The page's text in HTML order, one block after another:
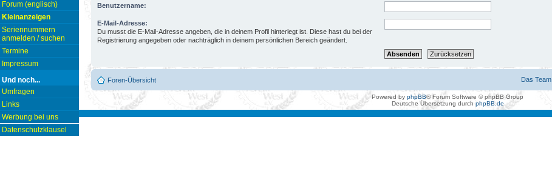
Forum (englisch)
Kleinanzeigen
Seriennummern
anmelden / suchen
Termine
Impressum
Und noch...
Umfragen
Links
Werbung bei uns
Datenschutzklausel
Benutzername:
E-Mail-Adresse:
Du musst die E-Mail-Adresse angeben, die in deinem Profil hinterlegt ist. Diese hast du bei der
Registrierung angegeben oder nachträglich in deinem persönlichen Bereich geändert.
Foren-Übersicht Das Team
Powered by phpBB® Forum Software © phpBB Group
Deutsche Übersetzung durch phpBB.de